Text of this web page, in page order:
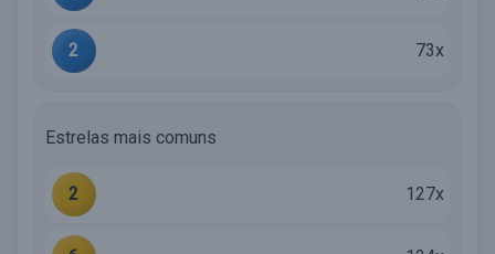
2 73x
Estrelas mais comuns
2 127x